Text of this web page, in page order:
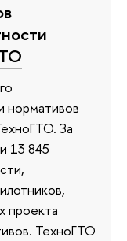
нормативов
За
13 845
проекта
ТехноГТО